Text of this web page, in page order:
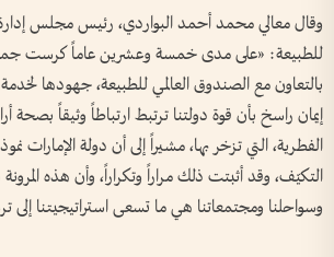
وقال معالي محمد أحمد البواردي، رئيس مجلس
للطبيعة: «على مدى خمسة وعشرين عاماً كرست
بالتعاون مع الصندوق العالمي للطبيعة، جهودها
إيمان راسخ بأن قوة دولتنا ترتبط ارتباطاً وثيقاً بصحة
الفطرية، التي تزخر بها، مشيراً إلى أن دولة الإمارات
التكيّف، وقد أثبتت ذلك مراراً وتكراراً، وأن هذه المرونة
وسواحلنا ومجتمعاتنا هي ما تسعى استراتيجيتنا إلى